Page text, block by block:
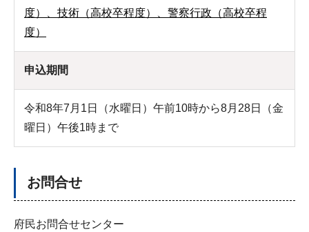
度）、技術（高校卒程度）、警察行政（高校卒程
度）
申込期間
令和8年7月1日（水曜日）午前10時から8月28日（金
曜日）午後1時まで
お問合せ
府民お問合せセンター